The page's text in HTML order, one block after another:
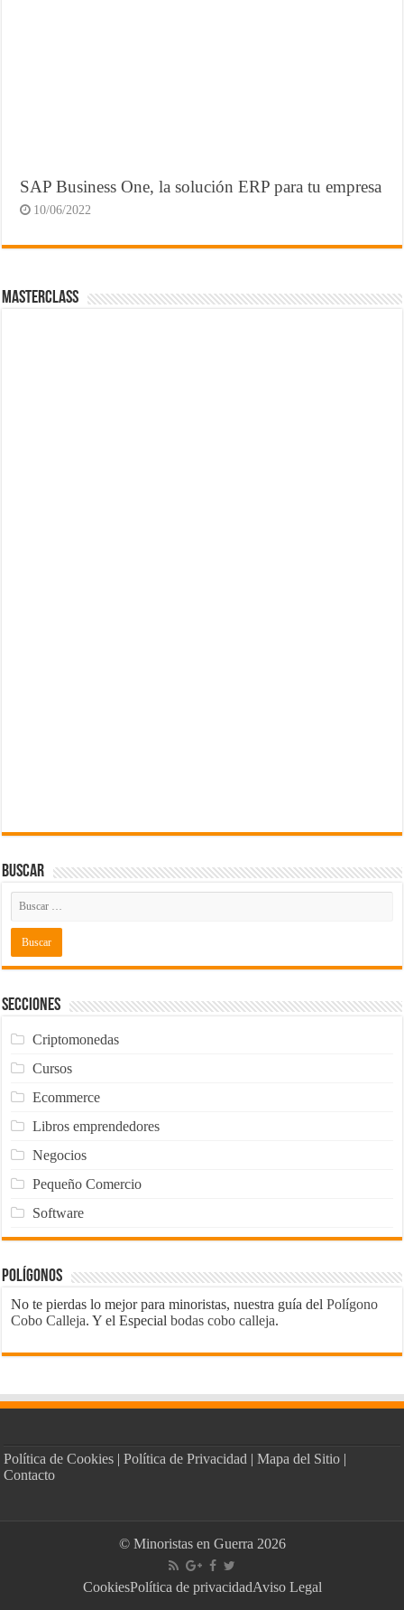
SAP Business One, la solución ERP para tu empresa
10/06/2022
MasterClass
Buscar
Secciones
Criptomonedas
Cursos
Ecommerce
Libros emprendedores
Negocios
Pequeño Comercio
Software
Polígonos
No te pierdas lo mejor para minoristas, nuestra guía delPolígono
Cobo Calleja. Y el Especialbodas cobo calleja.
Política de Cookies |Política de Privacidad |Mapa del Sitio |
Contacto
© Minoristas en Guerra 2026
CookiesPolítica de privacidadAviso Legal